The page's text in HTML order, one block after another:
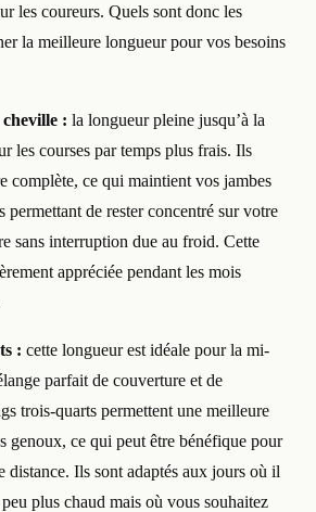
les coureurs. Quels sont donc les
la meilleure longueur pour vos besoins
: la longueur pleine jusqu’à la
les courses par temps plus frais. Ils
complète, ce qui maintient vos jambes
permettant de rester concentré sur votre
sans interruption due au froid. Cette
appréciée pendant les mois
: cette longueur est idéale pour la mi-
parfait de couverture et de
trois-quarts permettent une meilleure
genoux, ce qui peut être bénéfique pour
distance. Ils sont adaptés aux jours où il
plus chaud mais où vous souhaitez